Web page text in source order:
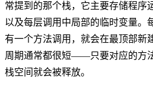
常提到的那个栈，它主要存储程序
以及每层调用中局部的临时变量。
有一个方法调用，就会在最顶部新
周期通常都很短——只要对应的方
栈空间就会被释放。